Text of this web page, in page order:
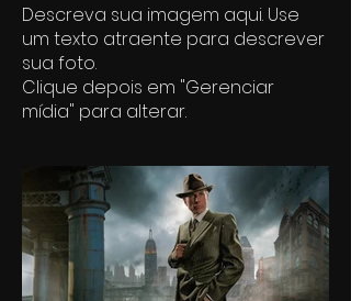
Descreva sua imagem aqui. Use
um texto atraente para descrever
sua foto.
Clique depois em "Gerenciar
mídia" para alterar.